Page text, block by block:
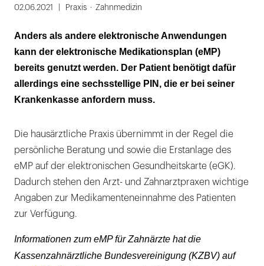
02.06.2021 Praxis Zahnmedizin
Anders als andere elektronische Anwendungen
kann der elektronische Medikationsplan (eMP)
bereits genutzt werden. Der Patient benötigt dafür
allerdings eine sechsstellige PIN, die er bei seiner
Krankenkasse anfordern muss.
Die hausärztliche Praxis übernimmt in der Regel die
persönliche Beratung und sowie die Erstanlage des
eMP auf der elektronischen Gesundheitskarte (eGK).
Dadurch stehen den Arzt- und Zahnarztpraxen wichtige
Angaben zur Medikamenteneinnahme des Patienten
zur Verfügung.
Informationen zum eMP für Zahnärzte hat die
Kassenzahnärztliche Bundesvereinigung (KZBV) auf